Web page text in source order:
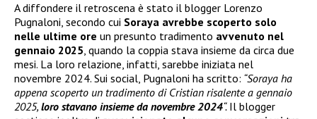
A diffondere il retroscena è stato il blogger Lorenzo
Pugnaloni, secondo cui Soraya avrebbe scoperto solo
nelle ultime ore un presunto tradimento avvenuto nel
gennaio 2025, quando la coppia stava insieme da circa due
mesi. La loro relazione, infatti, sarebbe iniziata nel
novembre 2024. Sui social, Pugnaloni ha scritto: “Soraya ha
appena scoperto un tradimento di Cristian risalente a gennaio
2025, loro stavano insieme da novembre 2024“. Il blogger